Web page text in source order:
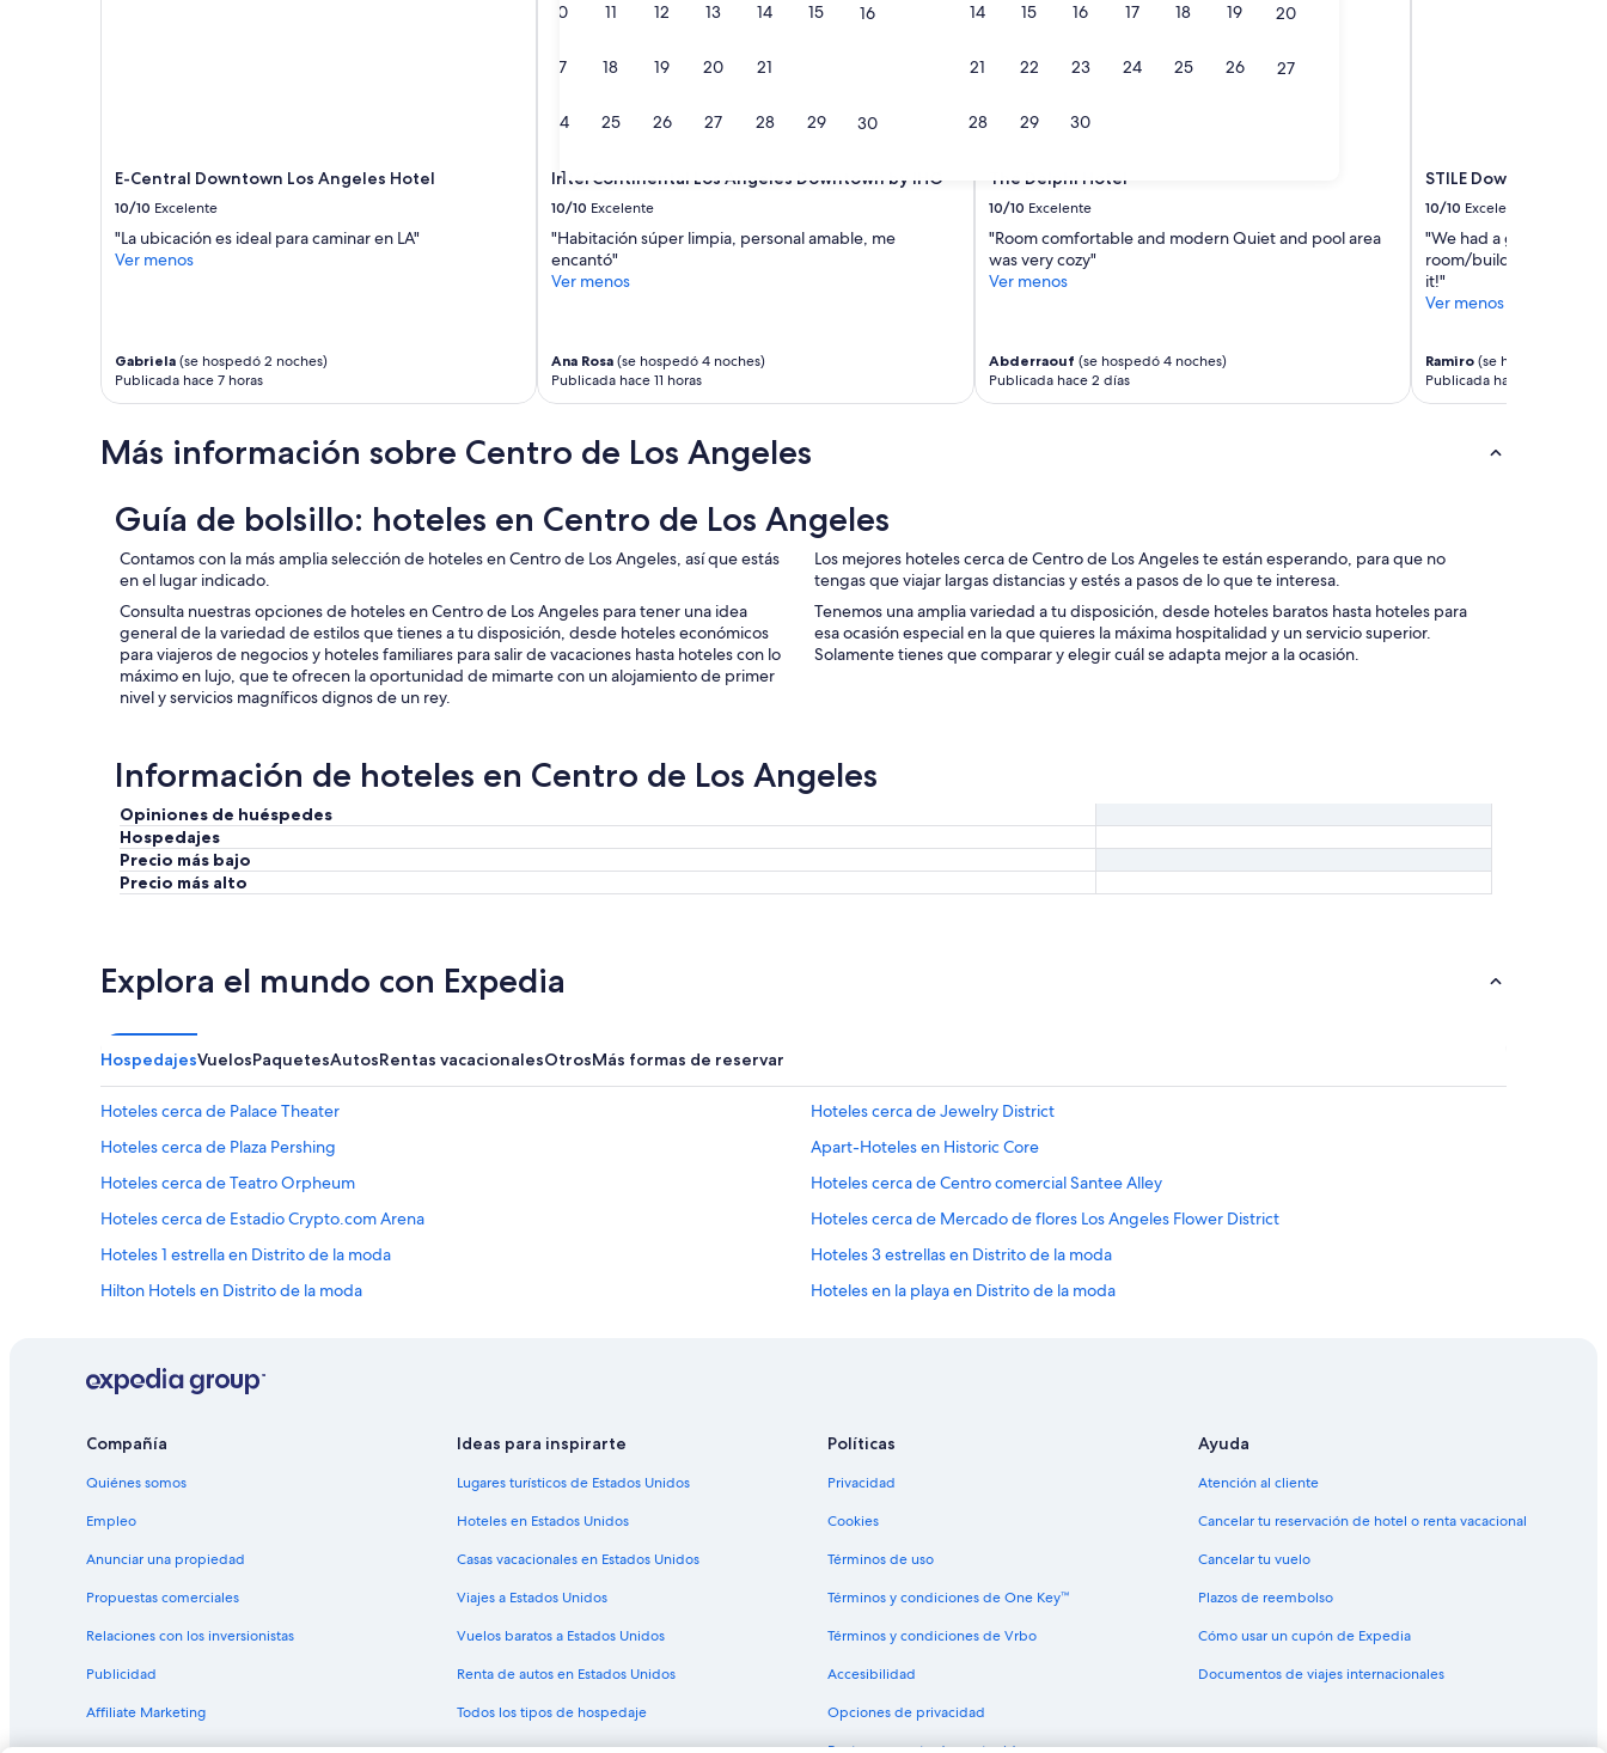
10 11 12 13 14 15 16
17 18 19 20 21
24 25 26 27 28 29 30
31
14 15 16 17 18 19 20
21 22 23 24 25 26 27
28 29 30
E-Central Downtown Los Angeles Hotel
10/10 Excelente
"La ubicación es ideal para caminar en LA"
Ver menos
Gabriela (se hospedó 2 noches)
Publicada hace 7 horas
InterContinental Los Angeles Downtown by IHG
10/10 Excelente
"Habitación súper limpia, personal amable, me
encantó"
Ver menos
Ana Rosa (se hospedó 4 noches)
Publicada hace 11 horas
The Delphi Hotel
10/10 Excelente
"Room comfortable and modern Quiet and pool area
was very cozy"
Ver menos
Abderraouf (se hospedó 4 noches)
Publicada hace 2 días
STILE Downtown Los
10/10 Excelente
"We had a great stay,
room/building is in top
it!"
Ver menos
Ramiro(se hospedó 3
Publicada hace 3 días
Más información sobre Centro de Los Angeles
Guía de bolsillo: hoteles en Centro de Los Angeles
Contamos con la más amplia selección de hoteles en Centro de Los Angeles, así que estás
en el lugar indicado.
Consulta nuestras opciones de hoteles en Centro de Los Angeles para tener una idea
general de la variedad de estilos que tienes a tu disposición, desde hoteles económicos
para viajeros de negocios y hoteles familiares para salir de vacaciones hasta hoteles con lo
máximo en lujo, que te ofrecen la oportunidad de mimarte con un alojamiento de primer
nivel y servicios magníficos dignos de un rey.
Los mejores hoteles cerca de Centro de Los Angeles te están esperando, para que no
tengas que viajar largas distancias y estés a pasos de lo que te interesa.
Tenemos una amplia variedad a tu disposición, desde hoteles baratos hasta hoteles para
esa ocasión especial en la que quieres la máxima hospitalidad y un servicio superior.
Solamente tienes que comparar y elegir cuál se adapta mejor a la ocasión.
Información de hoteles en Centro de Los Angeles
Opiniones de huéspedes
Hospedajes
Precio más bajo
Precio más alto
Explora el mundo con Expedia
HospedajesVuelosPaquetesAutosRentas vacacionalesOtrosMás formas de reservar
Hoteles cerca de Palace Theater
Hoteles cerca de Jewelry District
Hoteles cerca de Plaza Pershing
Apart-Hoteles en Historic Core
Hoteles cerca de Teatro Orpheum
Hoteles cerca de Centro comercial Santee Alley
Hoteles cerca de Estadio Crypto.com Arena
Hoteles cerca de Mercado de flores Los Angeles Flower District
Hoteles 1 estrella en Distrito de la moda
Hoteles 3 estrellas en Distrito de la moda
Hilton Hotels en Distrito de la moda
Hoteles en la playa en Distrito de la moda
Hoteles en Toy District
Hoteles cerca de Universal Studios Hollywood
Hoteles cerca de United Artists Theater Building
Apartamentos en Los Ángeles
Hostales en Los Ángeles
Hoteles de Ayres Collection en Los Ángeles
Hoteles de Best Western en Los Ángeles
Coast Hotels en Los Ángeles
Delta Hotels en Los Ángeles
Destination Hotels en Los Ángeles
Compañía
Quiénes somos
Empleo
Anunciar una propiedad
Propuestas comerciales
Relaciones con los inversionistas
Publicidad
Affiliate Marketing
Ideas para inspirarte
Lugares turísticos de Estados Unidos
Hoteles en Estados Unidos
Casas vacacionales en Estados Unidos
Viajes a Estados Unidos
Vuelos baratos a Estados Unidos
Renta de autos en Estados Unidos
Todos los tipos de hospedaje
Políticas
Privacidad
Cookies
Términos de uso
Términos y condiciones de One Key™
Términos y condiciones de Vrbo
Accesibilidad
Opciones de privacidad
Ayuda
Atención al cliente
Cancelar tu reservación de hotel o renta vacacional
Cancelar tu vuelo
Plazos de reembolso
Cómo usar un cupón de Expedia
Documentos de viajes internacionales